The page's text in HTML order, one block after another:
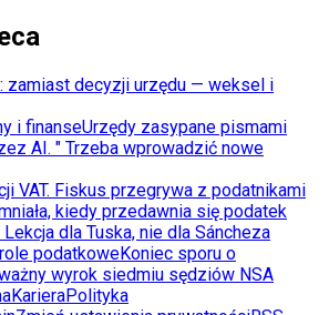
zamiast decyzji urzędu — weksel i
i finanseUrzędy zasypane pismami
AI. " Trzeba wprowadzić nowe
VAT. Fiskus przegrywa z podatnikami
kiedy przedawnia się podatek
dla Tuska, nie dla Sáncheza
podatkoweKoniec sporu o
wyrok siedmiu sędziów NSA
KarieraPolityka